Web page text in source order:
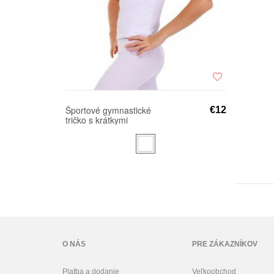
Športové gymnastické
tričko s krátkymi
€12
O NÁS
Platba a dodanie
PRE ZÁKAZNÍKOV
Veľkoobchod